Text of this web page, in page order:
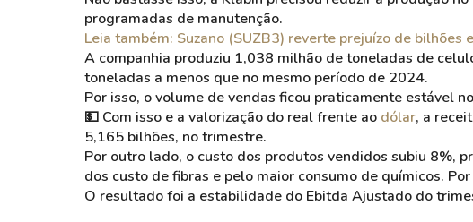
programadas de manutenção.
Leia também: Suzano (SUZB3) reverte prejuízo de
A companhia produziu 1,038 milhão de toneladas de
toneladas a menos que no mesmo período de 2024.
Por isso, o volume de vendas ficou praticamente estável
💵 Com isso e a valorização do real frente ao dólar, a
5,165 bilhões, no trimestre.
Por outro lado, o custo dos produtos vendidos subiu 8%,
dos custo de fibras e pelo maior consumo de químicos.
O resultado foi a estabilidade do Ebitda Ajustado do